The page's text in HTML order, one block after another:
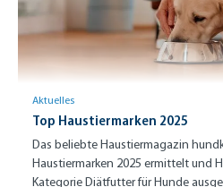
Aktuelles
Top Haustiermarken 2025
Das beliebte Haustiermagazin
Haustiermarken 2025 ermittelt und
Kategorie Diätfutter für Hunde